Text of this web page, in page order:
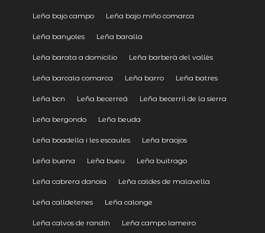
Leña bajo campo Leña bajo miño comarca
Leña banyoles Leña baralla
Leña barata a domicilio Leña barberà del vallès
Leña barcala comarca Leña barro Leña batres
Leña bcn Leña becerreá Leña becerril de la sierra
Leña bergondo Leña beuda
Leña boadella i les escaules Leña braojos
Leña buena Leña bueu Leña buitrago
Leña cabrera danoia Leña caldes de malavella
Leña calldetenes Leña calonge
Leña calvos de randín Leña campo lameiro